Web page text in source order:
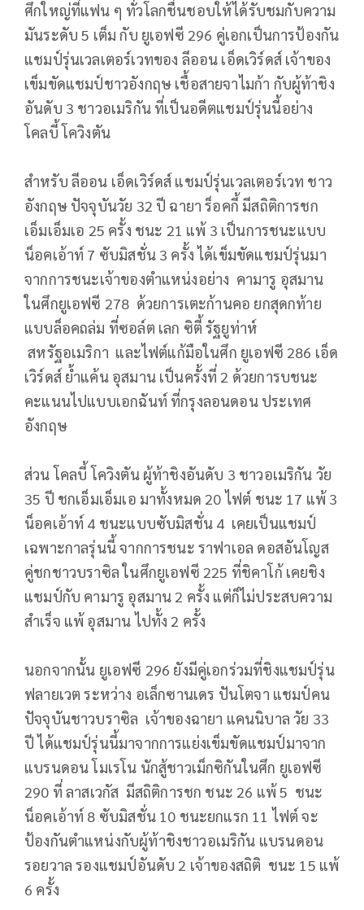
ศึกใหญ่ที่แฟน ๆ ทั่วโลกชื่นชอบให้ได้รับชมกับความ
มันระดับ 5 เต็ม กับ ยูเอฟซี 296 คู่เอกเป็นการป้องกัน
แชมป์รุ่นเวลเตอร์เวทของ ลีออน เอ็ดเวิร์ดส์ เจ้าของ
เข็มขัดแชมป์ชาวอังกฤษ เชื้อสายจาไมก้า กับผู้ท้าชิง
อันดับ 3 ชาวอเมริกัน ที่เป็นอดีตแชมป์รุ่นนี้อย่าง
โคลบี้ โควิงตัน
สำหรับ ลีออน เอ็ดเวิร์ดส์ แชมป์รุ่นเวลเตอร์เวท ชาว
อังกฤษ ปัจจุบันวัย 32 ปี ฉายา ร็อคกี้ มีสถิติการชก
เอ็มเอ็มเอ 25 ครั้ง ชนะ 21 แพ้ 3 เป็นการชนะแบบ
น็อคเอ้าท์ 7 ซับมิสชั่น 3 ครั้ง ได้เข็มขัดแชมป์รุ่นมา
จากการชนะเจ้าของตำแหน่งอย่าง คามารู อุสมาน
ในศึกยูเอฟซี 278 ด้วยการเตะก้านคอ ยกสุดกท้าย
แบบล็อคถล่ม ที่ซอล์ต เลก ซิตี้ รัฐยูท่าห์
สหรัฐอเมริกา และไฟต์แก้มือในศึก ยูเอฟซี 286 เอ็ด
เวิร์ดส์ ย้ำแค้น อุสมาน เป็นครั้งที่ 2 ด้วยการบชนะ
คะแนนไปแบบเอกฉันท์ ที่กรุงลอนดอน ประเทศ
อังกฤษ
ส่วน โคลบี้ โควิงตัน ผู้ท้าชิงอันดับ 3 ชาวอเมริกัน วัย
35 ปี ชกเอ็มเอ็มเอ มาทั้งหมด 20 ไฟต์ ชนะ 17 แพ้ 3
น็อคเอ้าท์ 4 ชนะแบบซับมิสชั่น 4 เคยเป็นแชมป์
เฉพาะกาลรุ่นนี้ จากการชนะ ราฟาเอล ดอสอันโญส
คู่ชกชาวบราซิล ในศึกยูเอฟซี 225 ที่ชิคาโก้ เคยชิง
แชมป์กับ คามารู อุสมาน 2 ครั้ง แต่ก็ไม่ประสบความ
สำเร็จ แพ้ อุสมาน ไปทั้ง 2 ครั้ง
นอกจากนั้น ยูเอฟซี 296 ยังมีคู่เอกร่วมที่ชิงแชมป์รุ่น
ฟลายเวต ระหว่าง อเล็กซานเดร ปันโตจา แชมป์คน
ปัจจุบันชาวบราซิล เจ้าของฉายา แคนนิบาล วัย 33
ปี ได้แชมป์รุ่นนี้มาจากการแย่งเข็มขัดแชมป์มาจาก
แบรนดอน โมเรโน นักสู้ชาวเม็กซิกันในศึก ยูเอฟซี
290 ที่ ลาสเวกัส มีสถิติการชก ชนะ 26 แพ้ 5 ชนะ
น็อคเอ้าท์ 8 ซับมิสชั่น 10 ชนะยกแรก 11 ไฟต์ จะ
ป้องกันตำแหน่งกับผู้ท้าชิงชาวอเมริกัน แบรนดอน
รอยวาล รองแชมป์อันดับ 2 เจ้าของสถิติ ชนะ 15 แพ้
6 ครั้ง